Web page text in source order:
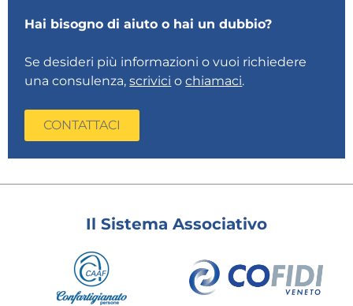
Hai bisogno di aiuto o hai un dubbio?
Se desideri più informazioni o vuoi richiedere
una consulenza,scrivici ochiamaci.
CONTATTACI
Il Sistema Associativo